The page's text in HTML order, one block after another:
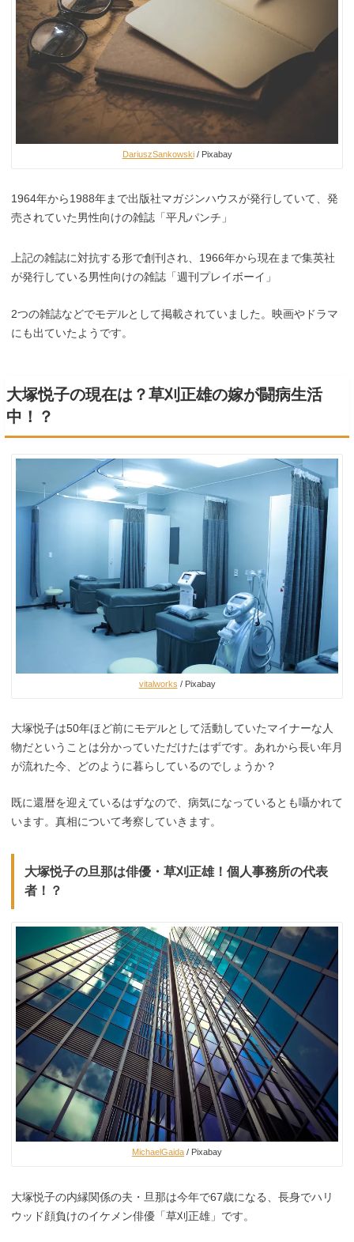
DariuszSankowski/ Pixabay
1964年から1988年まで出版社マガジンハウスが発行していて、発
売されていた男性向けの雑誌「平凡パンチ」
上記の雑誌に対抗する形で創刊され、1966年から現在まで集英社
が発行している男性向けの雑誌「週刊プレイボーイ」
2つの雑誌などでモデルとして掲載されていました。映画やドラマ
にも出ていたようです。
大塚悦子の現在は？草刈正雄の嫁が闘病生活
中！？
vitalworks / Pixabay
大塚悦子は50年ほど前にモデルとして活動していたマイナーな人
物だということは分かっていただけたはずです。あれから長い年月
が流れた今、どのように暮らしているのでしょうか？
既に還暦を迎えているはずなので、病気になっているとも囁かれて
います。真相について考察していきます。
大塚悦子の旦那は俳優・草刈正雄！個人事務所の代表
者！？
MichaelGaida / Pixabay
大塚悦子の内縁関係の夫・旦那は今年で67歳になる、長身でハリ
ウッド顔負けのイケメン俳優「草刈正雄」です。